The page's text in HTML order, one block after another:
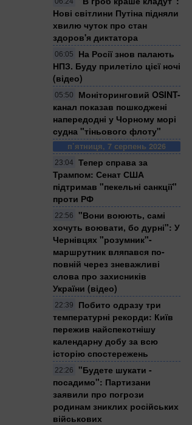
Нові світлини Путіна підняли
хвилю чуток про стан
здоров'я диктатора
06:05
На Росії знов палають
НПЗ. Буду прилетіло цієї ночі
(відео)
05:50
Моніторинговий OSINT-
канал показав пошкоджені
напередодні у Чорному морі
судна "тіньового флоту"
п’ятниця, 7 серпень 2026
23:04
Тепер справа за
Трампом: Сенат США
підтримав "пекельні санкції"
проти РФ
22:56
​"Вони воюють, самі
хочуть воювати, бо дурні": У
Чернівцях "розумник"-
маршрутник вляпався по-
повній через зневажливі
слова про захисників
України (відео)
22:39
Побито одразу три
температурні рекорди: Київ
пережив найспекотнішу
календарну добу за всю
історію спостережень
22:26
"Будете шукати -
посадимо": Партизани
заявили про погрози
родинам зниклих російських
військових